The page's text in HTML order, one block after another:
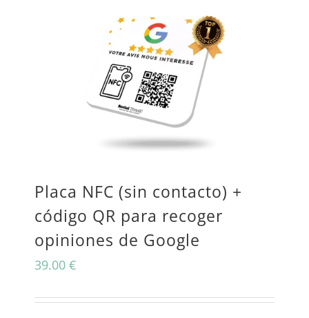
hasta
2,750.00 €
tiene
múltiples
variantes.
Las
opciones
se
elegir
en
la
de
Placa NFC (sin contacto) +
código QR para recoger
opiniones de Google
39.00 €